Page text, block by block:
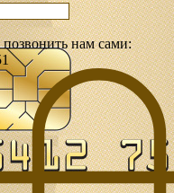
нам сами: